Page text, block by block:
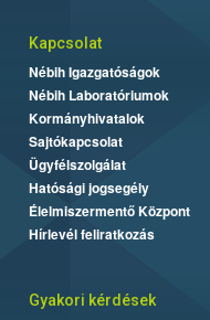
Kapcsolat
Nébih Igazgatóságok
Nébih Laboratóriumok
Kormányhivatalok
Sajtókapcsolat
Ügyfélszolgálat
Hatósági jogsegély
Élelmiszermentő Központ
Hírlevél feliratkozás
Gyakori kérdések